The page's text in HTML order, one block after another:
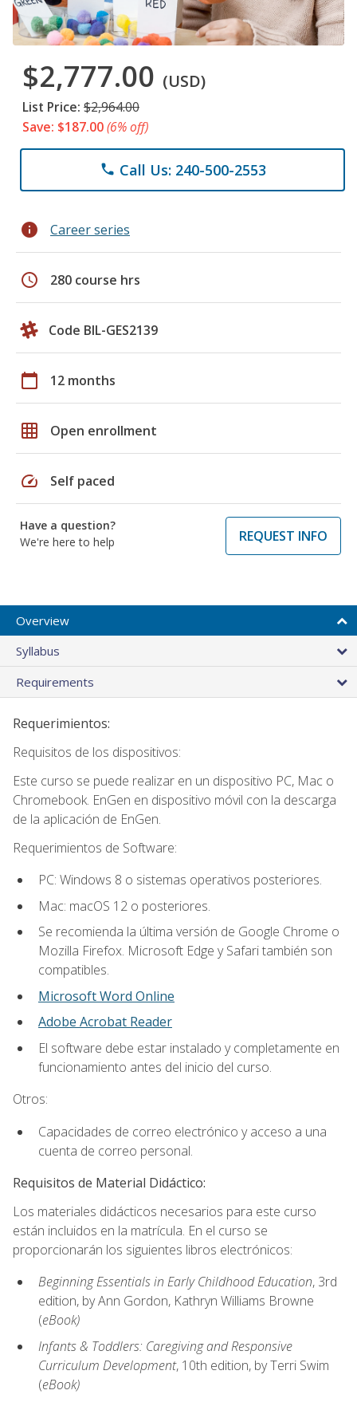
$2,777.00 (USD)
List Price: $2,964.00
Save: $187.00(6% off)
phone Call Us: 240-500-2553
info Career series
schedule 280 course hrs
Code BIL-GES2139
calendar_today 12 months
grid_on Open enrollment
speed Self paced
Have a question?
We're here to help
REQUEST INFO
Overview
Syllabus
Requirements
Requerimientos:
Requisitos de los dispositivos:
Este curso se puede realizar en un dispositivo PC, Mac o
Chromebook. EnGen en dispositivo móvil con la descarga
de la aplicación de EnGen.
Requerimientos de Software:
PC: Windows 8 o sistemas operativos posteriores.
Mac: macOS 12 o posteriores.
Se recomienda la última versión de Google Chrome o
Mozilla Firefox. Microsoft Edge y Safari también son
compatibles.
Microsoft Word Online
Adobe Acrobat Reader
El software debe estar instalado y completamente en
funcionamiento antes del inicio del curso.
Otros:
Capacidades de correo electrónico y acceso a una
cuenta de correo personal.
Requisitos de Material Didáctico:
Los materiales didácticos necesarios para este curso
están incluidos en la matrícula. En el curso se
proporcionarán los siguientes libros electrónicos:
Beginning Essentials in Early Childhood Education, 3rd
edition, by Ann Gordon, Kathryn Williams Browne
(eBook)
Infants & Toddlers: Caregiving and Responsive
Curriculum Development, 10th edition, by Terri Swim
(eBook)